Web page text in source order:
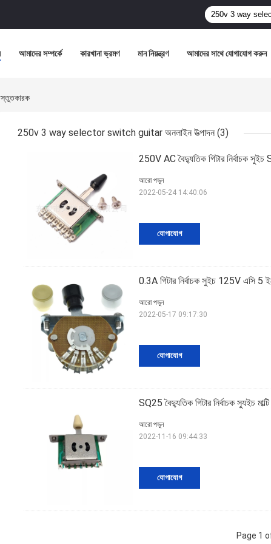
আমাদের সম্পর্কে কারখানা ভ্রমণ মান নিয়ন্ত্রণ আমাদের সাথে যোগাযোগ করুন
250v 3 way selector switch guitar অনলাইন উত্পাদন (3)
250V AC বৈদ্যুতিক গিটার নির্বাচক সুইচ
যোগাযোগ
আরো পড়ুন
2022-05-24 14:40:06
0.3A গিটার নির্বাচক সুইচ 125V এসি 5
যোগাযোগ
আরো পড়ুন
2022-05-17 09:17:30
SQ25 বৈদ্যুতিক গিটার নির্বাচক স্যুইচ
যোগাযোগ
আরো পড়ুন
2022-11-16 09:44:33
Page 1